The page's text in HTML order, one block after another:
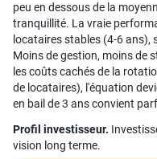
peu en dessous de la
tranquillité. La vraie
locataires stables (4-6 ans),
Moins de gestion, moins de
les coûts cachés de la
de locataires), l'équation
en bail de 3 ans convient
Profil investisseur.
vision long terme.